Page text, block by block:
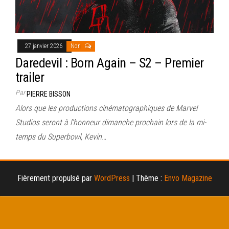
27 janvier 2026 Non
Daredevil : Born Again – S2 – Premier
trailer
ParPIERRE BISSON
Alors que les productions cinématographiques de Marvel
Studios seront à l’honneur dimanche prochain lors de la mi-
temps du Superbowl, Kevin…
Fièrement propulsé par WordPress | Thème : Envo Magazine